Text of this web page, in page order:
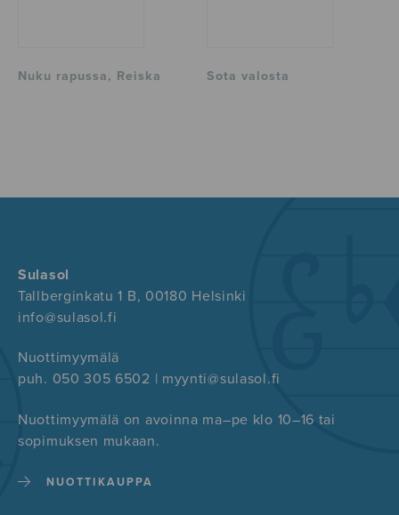
Nuku rapussa, Reiska Sota valosta
Sulasol
Tallberginkatu 1 B, 00180 Helsinki
info@sulasol.fi
Nuottimyymälä
puh. 050 305 6502 | myynti@sulasol.fi
Nuottimyymälä on avoinna ma–pe klo 10–16 tai
sopimuksen mukaan.
NUOTTIKAUPPA